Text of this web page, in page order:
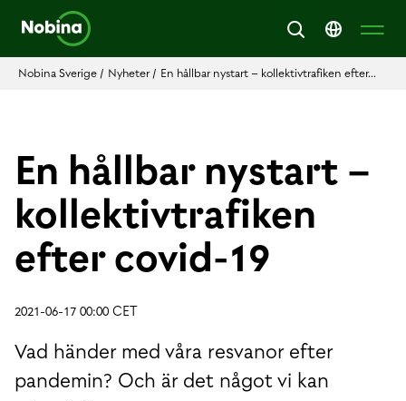
Nobina Sverige / Nyheter/ En hållbar nystart – kollektivtrafiken efter...
En hållbar nystart –
kollektivtrafiken
efter covid-19
2021-06-17 00:00 CET
Vad händer med våra resvanor efter
pandemin? Och är det något vi kan